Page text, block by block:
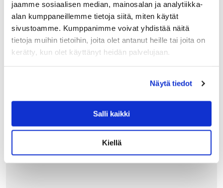
jaamme sosiaalisen median, mainosalan ja analytiikka-
alan kumppaneillemme tietoja siitä, miten käytät
sivustoamme. Kumppanimme voivat yhdistää näitä
tietoja muihin tietoihin, joita olet antanut heille tai joita on
kerätty, kun olet käyttänyt heidän palvelujaan.
Näytä tiedot
Salli kaikki
Kiellä
GANT HOME
Originaali Gantin Big star tähtityyny harvinaisena
puuvillaneulosta, joka säilyttää hyvin muotonsa käytössä.
Reunoja kiertää tere, jossa on valkoinen raita.
99.90€
LISÄÄ OSTOSKORIIN